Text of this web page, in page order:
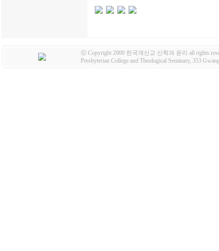
ⓒ Copyright 2000 한국개신교 신학과 윤리 all rights
Presbyterian College and Theological Seminary, 353